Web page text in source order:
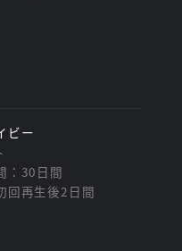
ビー
：30日間
回再生後2日間